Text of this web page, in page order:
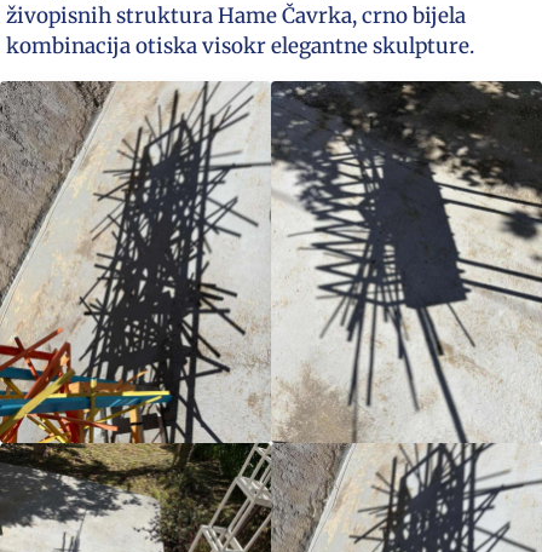
živopisnih struktura Hame Čavrka, crno bijela
kombinacija otiska visokr elegantne skulpture.